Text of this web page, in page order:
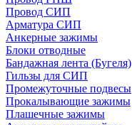
Провод СИП
Арматура СИП
Анкерные зажимы
Блоки отводные
Бандажная лента (Бугеля)
Гильзы для СИП
Промежуточные подвесы
Прокалывающие зажимы
Плашечные зажимы